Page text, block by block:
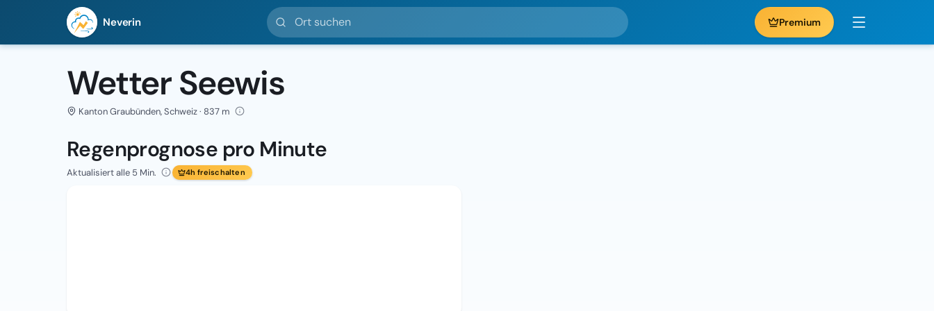
Neverin
Ort suchen
Premium
Wetter Seewis
Kanton Graubünden, Schweiz · 837 m
Regenprognose pro Minute
Aktualisiert alle 5 Min. 4h freischalten